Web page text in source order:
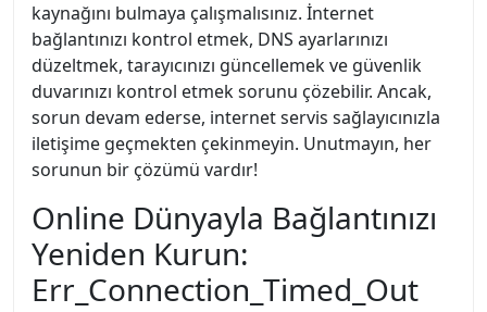
kaynağını bulmaya çalışmalısınız. İnternet
bağlantınızı kontrol etmek, DNS ayarlarınızı
düzeltmek, tarayıcınızı güncellemek ve güvenlik
duvarınızı kontrol etmek sorunu çözebilir. Ancak,
sorun devam ederse, internet servis sağlayıcınızla
iletişime geçmekten çekinmeyin. Unutmayın, her
sorunun bir çözümü vardır!
Online Dünyayla Bağlantınızı
Yeniden Kurun:
Err_Connection_Timed_Out